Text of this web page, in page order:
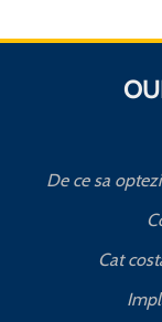
De ce sa
Cat